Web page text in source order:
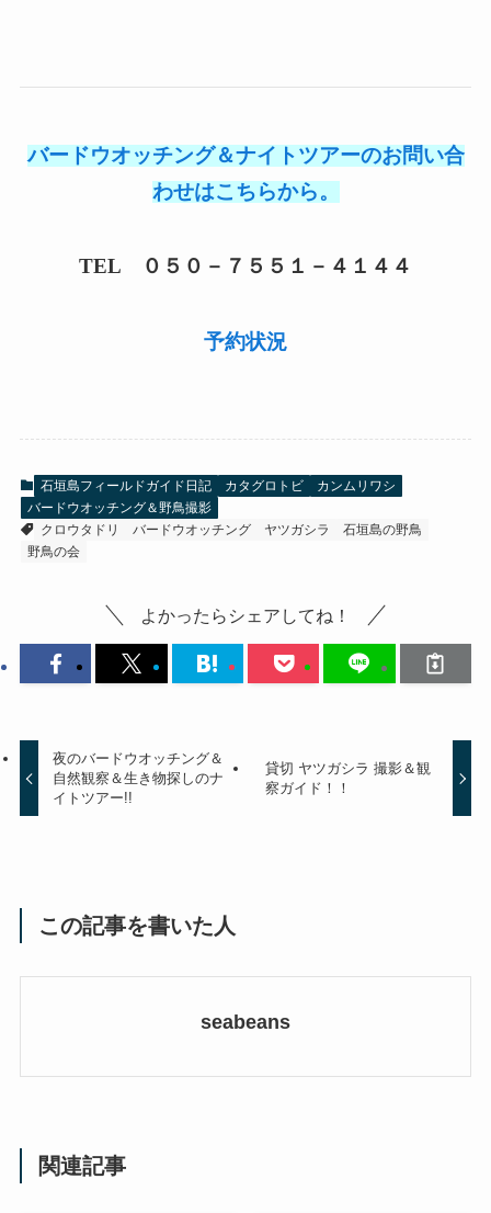
バードウオッチング＆ナイトツアーのお問い合
わせはこちらから。
TEL ０５０－７５５１－４１４４
予約状況
石垣島フィールドガイド日記 カタグロトビ
カンムリワシ
バードウオッチング＆野鳥撮影
クロウタドリ
バードウオッチング ヤツガシラ
石垣島の野鳥
野鳥の会
よかったらシェアしてね！
夜のバードウオッチング＆
自然観察＆生き物探しのナ
イトツアー!!
貸切 ヤツガシラ 撮影＆観
察ガイド！！
この記事を書いた人
seabeans
関連記事